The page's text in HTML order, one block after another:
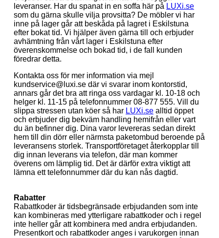
leveranser. Har du spanat in en soffa här på LUXi.se
som du gärna skulle vilja provsitta? De möbler vi har
inne på lager går att beskåda på lagret i Eskilstuna
efter bokat tid. Vi hjälper även gärna till och erbjuder
avhämtning från vårt lager i Eskilstuna efter
överenskommelse och bokad tid, i de fall kunden
föredrar detta.
Kontakta oss för mer information via mejl
kundservice@luxi.se där vi svarar inom kontorstid,
annars går det bra att ringa oss vardagar kl. 10-18 och
helger kl. 11-15 på telefonnummer 08-877 555. Vill du
slippa stressen utan köer så har LUXi.se alltid öppet
och erbjuder dig bekväm handling hemifrån eller vart
du än befinner dig. Dina varor levereras sedan direkt
hem till din dörr eller närmsta paketombud beroende på
leveransens storlek. Transportföretaget återkopplar till
dig innan leverans via telefon, där man kommer
överens om lämplig tid. Det är därför extra viktigt att
lämna ett telefonnummer där du kan nås dagtid.
Rabatter
Rabattkoder är tidsbegränsade erbjudanden som inte
kan kombineras med ytterligare rabattkoder och i regel
inte heller går att kombinera med andra erbjudanden.
Presentkort och rabattkoder anges i varukorgen innan